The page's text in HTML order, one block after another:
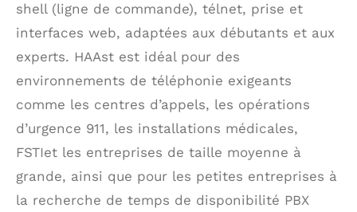
shell (ligne de commande), télnet, prise et
interfaces web, adaptées aux débutants et aux
experts. HAAst est idéal pour des
environnements de téléphonie exigeants
comme les centres d’appels, les opérations
d’urgence 911, les installations médicales,
FSTIet les entreprises de taille moyenne à
grande, ainsi que pour les petites entreprises à
la recherche de temps de disponibilité PBX